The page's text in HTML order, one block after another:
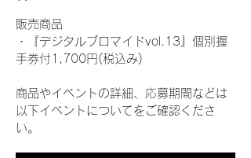
販売商品
・『デジタルブロマイドvol.13』個別握
手券付1,700円(税込み)
商品やイベントの詳細、応募期間などは
以下イベントについてをご確認くださ
い。